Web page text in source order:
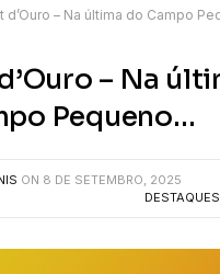
d’Ouro – Na última do Campo
– Na
Pequeno…
ON 8 DE SETEMBRO, 2025
DESTAQUES